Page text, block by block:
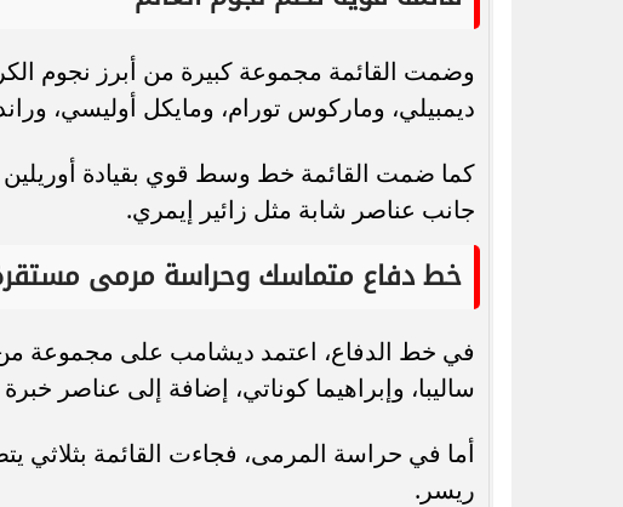
وضمت القائمة مجموعة كبيرة من أبرز نجوم
ديمبيلي، وماركوس تورام، ومايكل أوليسي،
كما ضمت القائمة خط وسط قوي بقيادة أوريلين
جانب عناصر شابة مثل زائير إيمري.
خط دفاع متماسك وحراسة مرمى
في خط الدفاع، اعتمد ديشامب على مجموعة من
ساليبا، وإبراهيما كوناتي، إضافة إلى عناصر
أما في حراسة المرمى، فجاءت القائمة بثلاثي
ريسر.
الدور الثاني بالقاهرة 2026